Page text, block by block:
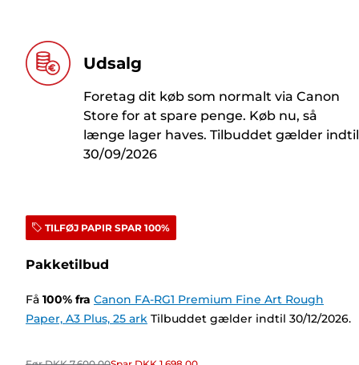
Udsalg
Foretag dit køb som normalt via Canon
Store for at spare penge. Køb nu, så
længe lager haves. Tilbuddet gælder indtil
30/09/2026
TILFØJ PAPIR SPAR 100%
Pakketilbud
Få 100% fra Canon FA-RG1 Premium Fine Art Rough
Paper, A3 Plus, 25 ark Tilbuddet gælder indtil 30/12/2026.